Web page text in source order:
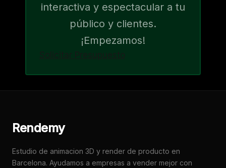
interactiva y espectacular a tu
público y clientes.
¡Empezamos!
Rendemy
Estudio de animacion 3D y render de producto en
Barcelona. Ayudamos a empresas a vender mejor con